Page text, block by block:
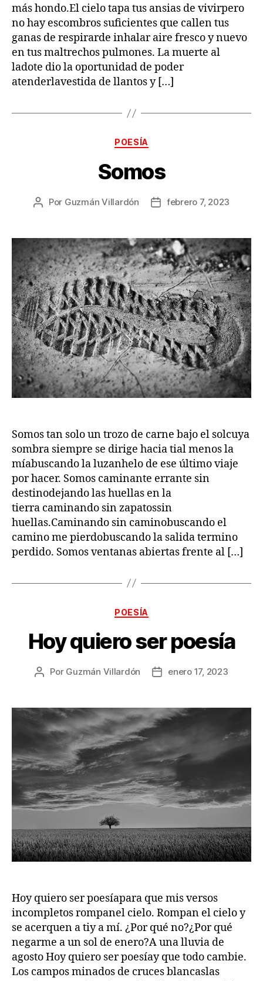
más hondo.El cielo tapa tus ansias de vivirpero
no hay escombros suficientes que callen tus
ganas de respirarde inhalar aire fresco y nuevo
en tus maltrechos pulmones. La muerte al
ladote dio la oportunidad de poder
atenderlavestida de llantos y […]
Categorías
POESÍA
Somos
Autor
publicación
Por Guzmán Villardón
Fecha
publicación
febrero 7, 2023
Somos tan solo un trozo de carne bajo el solcuya
sombra siempre se dirige hacia tial menos la
míabuscando la luzanhelo de ese último viaje
por hacer. Somos caminante errante sin
destinodejando las huellas en la
tierra caminando sin zapatossin
huellas.Caminando sin caminobuscando el
camino me pierdobuscando la salida termino
perdido. Somos ventanas abiertas frente al […]
Categorías
POESÍA
Hoy quiero ser poesía
Autor
publicación
Por Guzmán Villardón
Fecha
publicación
enero 17, 2023
Hoy quiero ser poesíapara que mis versos
incompletos rompanel cielo. Rompan el cielo y
se acerquen a tiy a mí. ¿Por qué no?¿Por qué
negarme a un sol de enero?A una lluvia de
agosto Hoy quiero ser poesíay que todo cambie.
Los campos minados de cruces blancaslas